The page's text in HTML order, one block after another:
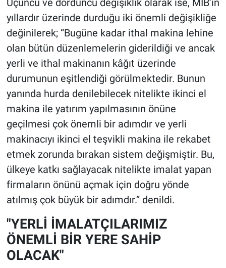
Üçüncü ve dördüncü değişiklik olarak ise, MİB’in
yıllardır üzerinde durduğu iki önemli değişikliğe
değinilerek; “Bugüne kadar ithal makina lehine
olan bütün düzenlemelerin giderildiği ve ancak
yerli ve ithal makinanın kâğıt üzerinde
durumunun eşitlendiği görülmektedir. Bunun
yanında hurda denilebilecek nitelikte ikinci el
makina ile yatırım yapılmasının önüne
geçilmesi çok önemli bir adımdır ve yerli
makinacıyı ikinci el teşvikli makina ile rekabet
etmek zorunda bırakan sistem değişmiştir. Bu,
ülkeye katkı sağlayacak nitelikte imalat yapan
firmaların önünü açmak için doğru yönde
atılmış çok büyük bir adımdır.” denildi.
"YERLİ İMALATÇILARIMIZ
ÖNEMLİ BİR YERE SAHİP
OLACAK"